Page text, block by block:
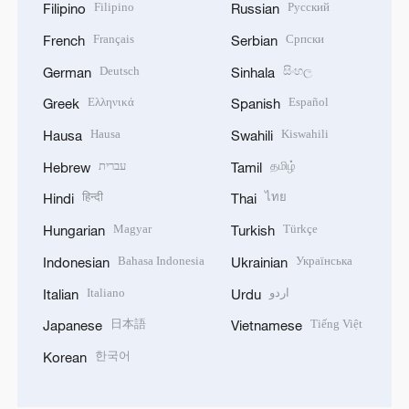
Filipino Filipino
French Français
German Deutsch
Greek Ελληνικά
Hausa Hausa
Hebrew עברית
Hindi हिन्दी
Hungarian Magyar
Indonesian Bahasa Indonesia
Italian Italiano
Japanese 日本語
Korean 한국어
Russian Русский
Serbian Српски
Sinhala සිංහල
Spanish Español
Swahili Kiswahili
Tamil தமிழ்
Thai ไทย
Turkish Türkçe
Ukrainian Українська
Urdu اردو
Vietnamese Tiếng Việt